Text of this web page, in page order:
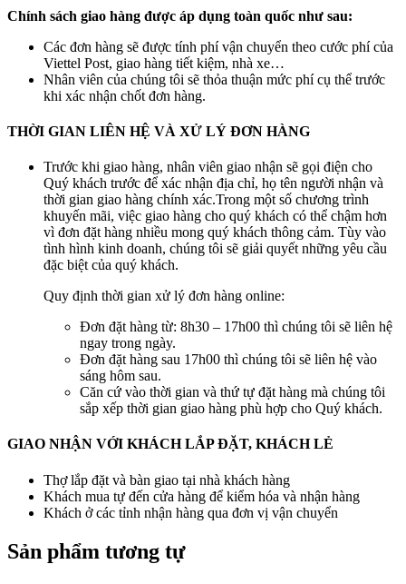
Chính sách giao hàng được áp dụng toàn quốc như sau:
Các đơn hàng sẽ được tính phí vận chuyển theo cước phí của
Viettel Post, giao hàng tiết kiệm, nhà xe…
Nhân viên của chúng tôi sẽ thỏa thuận mức phí cụ thể trước
khi xác nhận chốt đơn hàng.
THỜI GIAN LIÊN HỆ VÀ XỬ LÝ ĐƠN HÀNG
Trước khi giao hàng, nhân viên giao nhận sẽ gọi điện cho
Quý khách trước để xác nhận địa chỉ, họ tên người nhận và
thời gian giao hàng chính xác.Trong một số chương trình
khuyến mãi, việc giao hàng cho quý khách có thể chậm hơn
vì đơn đặt hàng nhiều mong quý khách thông cảm. Tùy vào
tình hình kinh doanh, chúng tôi sẽ giải quyết những yêu cầu
đặc biệt của quý khách.
Quy định thời gian xử lý đơn hàng online:
Đơn đặt hàng từ: 8h30 – 17h00 thì chúng tôi sẽ liên hệ
ngay trong ngày.
Đơn đặt hàng sau 17h00 thì chúng tôi sẽ liên hệ vào
sáng hôm sau.
Căn cứ vào thời gian và thứ tự đặt hàng mà chúng tôi
sắp xếp thời gian giao hàng phù hợp cho Quý khách.
GIAO NHẬN VỚI KHÁCH LẮP ĐẶT, KHÁCH LẺ
Thợ lắp đặt và bàn giao tại nhà khách hàng
Khách mua tự đến cửa hàng để kiểm hóa và nhận hàng
Khách ở các tỉnh nhận hàng qua đơn vị vận chuyển
Sản phẩm tương tự